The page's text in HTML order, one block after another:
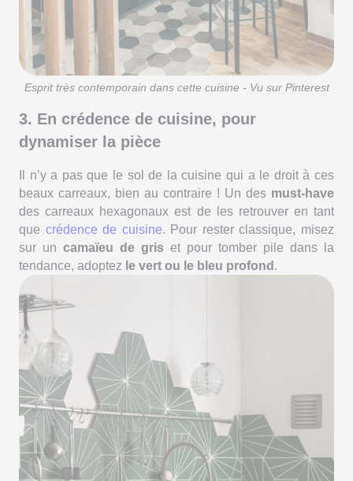
Esprit très contemporain dans cette cuisine - Vu sur Pinterest
3. En crédence de cuisine, pour
dynamiser la pièce
Il n’y a pas que le sol de la cuisine qui a le droit à ces
beaux carreaux, bien au contraire ! Un des must-have
des carreaux hexagonaux est de les retrouver en tant
que crédence de cuisine. Pour rester classique, misez
sur un camaïeu de gris et pour tomber pile dans la
tendance, adoptez le vert ou le bleu profond .